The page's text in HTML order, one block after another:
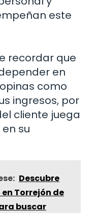
este
recordar que
en
como
ingresos, por
cliente juega
su
Descubre
Torrejón de
buscar